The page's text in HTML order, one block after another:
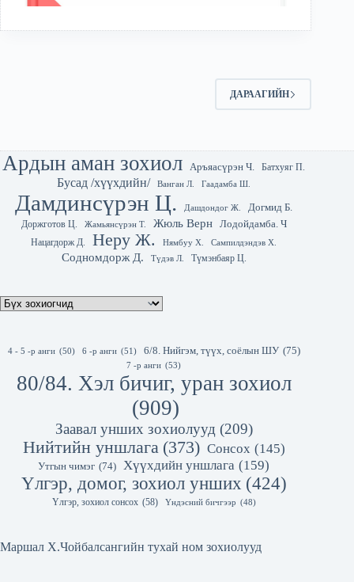
ДАРААГИЙН
Ардын аман зохиол Аръяасүрэн Ч. Батхуяг П.
Бусад /хүүхдийн/ Ванган Л. Гаадамба Ш.
Дамдинсүрэн Ц. Дашдондог Ж.
Догмид Б.
Доржготов Ц.
Жамьянсүрэн Т. Жюль Верн Лодойдамба. Ч
Нацагдорж Д. Неру Ж. Нямбуу Х. Сампилдэндэв Х.
Содномдорж Д. Түдэв Л. Түмэнбаяр Ц.
4 - 5 -р анги (50) 6 -р анги (51) 6/8. Нийгэм, түүх, соёлын ШУ (75)
7 -р анги (53)
80/84. Хэл бичиг, уран зохиол
(909)
Заавал унших зохиолууд (209)
Нийтийн уншлага (373) Сонсох (145)
Утгын чимэг (74) Хүүхдийн уншлага (159)
Үлгэр, домог, зохиол унших (424)
Үлгэр, зохиол сонсох (58) Үндэсний бичгээр (48)
Маршал Х.Чойбалсангийн тухай ном зохиолууд